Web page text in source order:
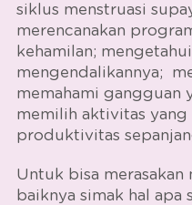
siklus menstruasi
merencanakan
kehamilan;
mengendalikannya;
memahami gangguan
memilih aktivitas yang
produktivitas
Untuk bisa merasakan
baiknya simak hal apa